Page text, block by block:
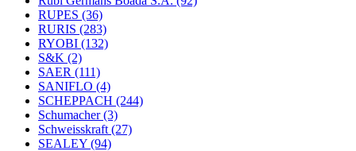
RUPES (36)
RURIS (283)
RYOBI (132)
S&K (2)
SAER (111)
SANIFLO (4)
SCHEPPACH (244)
Schumacher(3)
Schweisskraft (27)
SEALEY (94)